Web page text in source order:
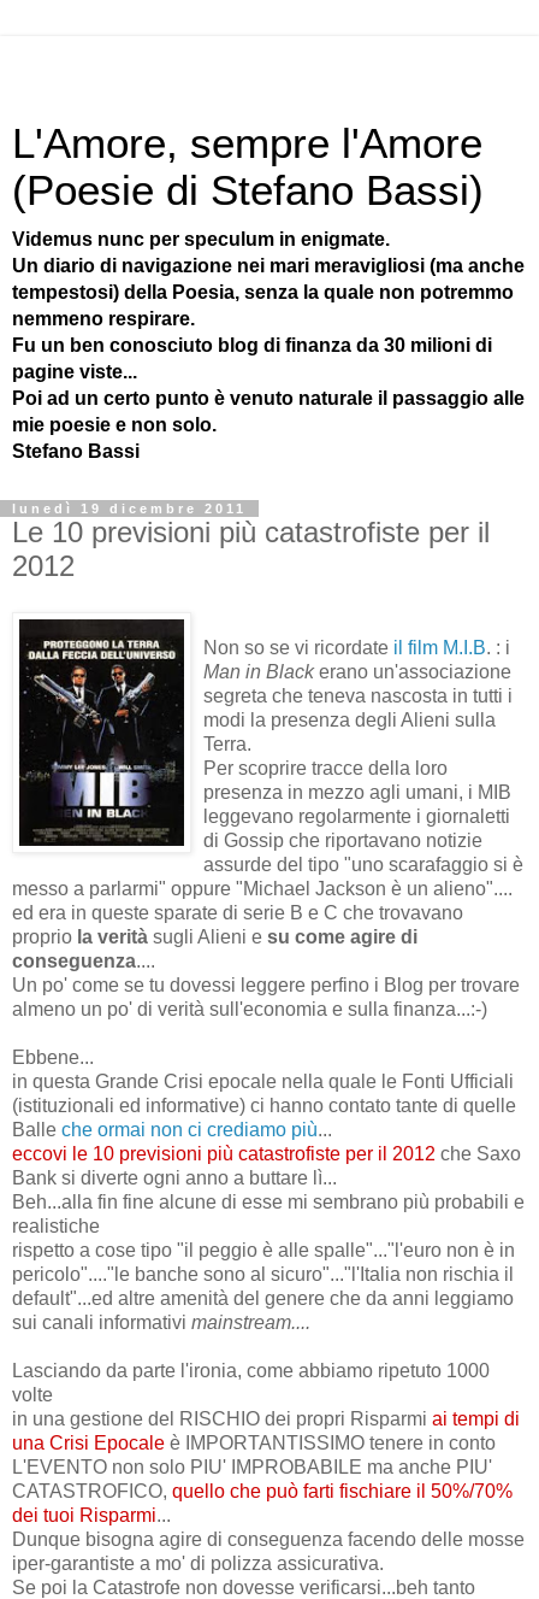
L'Amore, sempre l'Amore
(Poesie di Stefano Bassi)
Videmus nunc per speculum in enigmate.
Un diario di navigazione nei mari meravigliosi (ma anche
tempestosi) della Poesia, senza la quale non potremmo
nemmeno respirare.
Fu un ben conosciuto blog di finanza da 30 milioni di
pagine viste...
Poi ad un certo punto è venuto naturale il passaggio alle
mie poesie e non solo.
Stefano Bassi
lunedì 19 dicembre 2011
Le 10 previsioni più catastrofiste per il
2012
Non so se vi ricordate il film M.I.B. : i
Man in Blackerano un'associazione
segreta che teneva nascosta in tutti i
modi la presenza degli Alieni sulla
Terra.
Per scoprire tracce della loro
presenza in mezzo agli umani, i MIB
leggevano regolarmente i giornaletti
di Gossip che riportavano notizie
assurde del tipo "uno scarafaggio si è
messo a parlarmi" oppure "Michael Jackson è un alieno"....
ed era in queste sparate di serie B e C che trovavano
proprio la verità sugli Alieni e su come agire di
conseguenza....
Un po' come se tu dovessi leggere perfino i Blog per trovare
almeno un po' di verità sull'economia e sulla finanza...:-)
Ebbene...
in questa Grande Crisi epocale nella quale le Fonti Ufficiali
(istituzionali ed informative) ci hanno contato tante di quelle
Balle che ormai non ci crediamo più...
eccovi le 10 previsioni più catastrofiste per il 2012 che Saxo
Bank si diverte ogni anno a buttare lì...
Beh...alla fin fine alcune di esse mi sembrano più probabili e
realistiche
rispetto a cose tipo "il peggio è alle spalle"..."l'euro non è in
pericolo"...."le banche sono al sicuro"..."l'Italia non rischia il
default"...ed altre amenità del genere che da anni leggiamo
sui canali informativi mainstream....
Lasciando da parte l'ironia, come abbiamo ripetuto 1000
volte
in una gestione del RISCHIO dei propri Risparmi ai tempi di
una Crisi Epocale è IMPORTANTISSIMO tenere in conto
L'EVENTO non solo PIU' IMPROBABILE ma anche PIU'
CATASTROFICO, quello che può farti fischiare il 50%/70%
dei tuoi Risparmi...
Dunque bisogna agire di conseguenza facendo delle mosse
iper-garantiste a mo' di polizza assicurativa.
Se poi la Catastrofe non dovesse verificarsi...beh tanto